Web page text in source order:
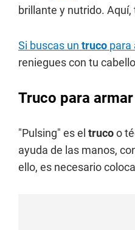
brillante y nutrido.
Si buscas un truco para
reniegues con tu
Truco para
"Pulsing" es el trucoo
ayuda de las manos,
ello, es necesario